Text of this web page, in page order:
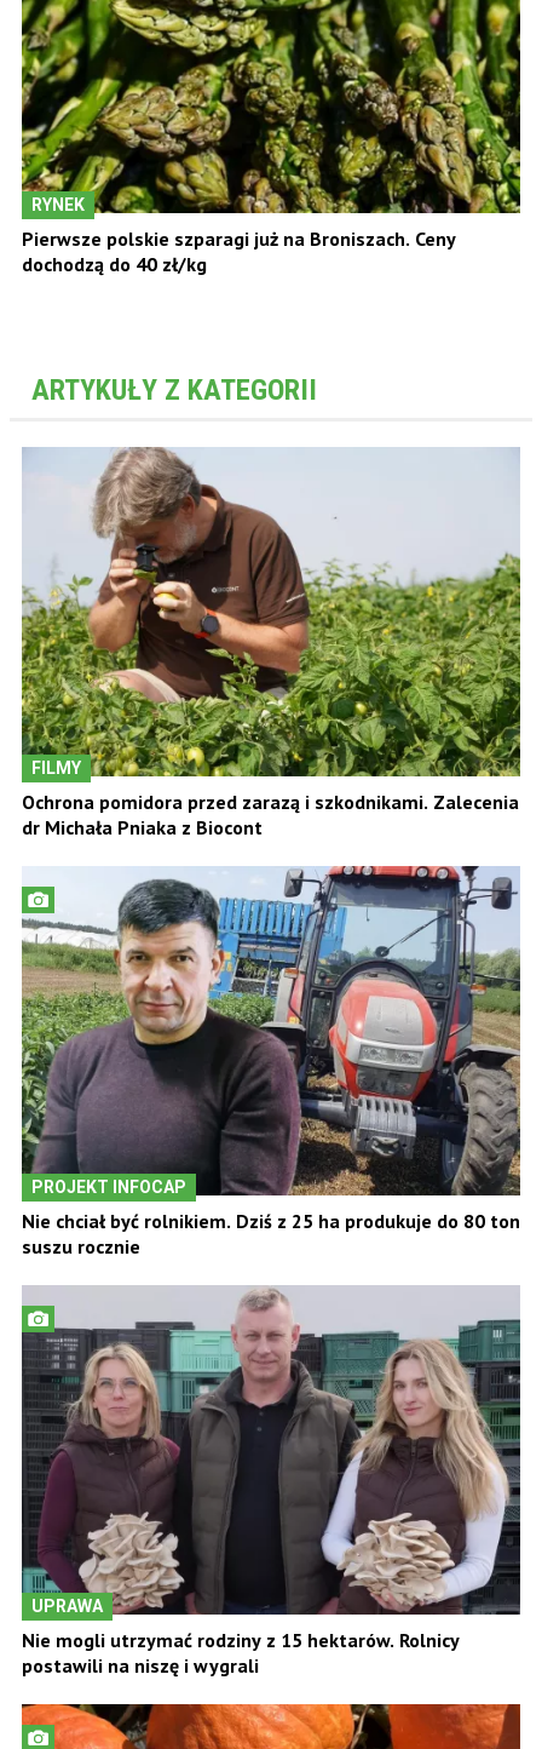
RYNEK
Pierwsze polskie szparagi już na Broniszach. Ceny
dochodzą do 40 zł/kg
ARTYKUŁY Z KATEGORII
FILMY
Ochrona pomidora przed zarazą i szkodnikami. Zalecenia
dr Michała Pniaka z Biocont
PROJEKT INFOCAP
Nie chciał być rolnikiem. Dziś z 25 ha produkuje do 80 ton
suszu rocznie
UPRAWA
Nie mogli utrzymać rodziny z 15 hektarów. Rolnicy
postawili na niszę i wygrali